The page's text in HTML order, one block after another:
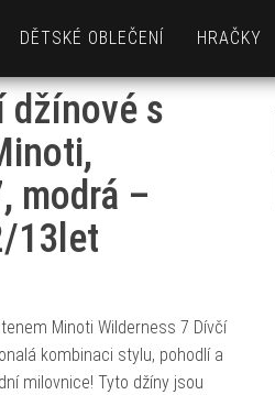
DĚTSKÉ OBLEČENÍ HRAČKY
džínové s
modrá –
13let
Minoti Wilderness 7 Dívčí
kombinaci stylu, pohodlí a
milovnice! Tyto džíny jsou